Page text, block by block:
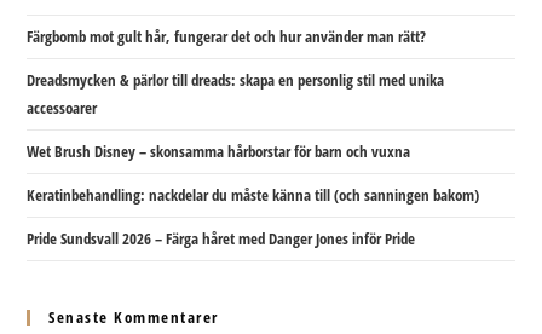
Färgbomb mot gult hår, fungerar det och hur använder man rätt?
Dreadsmycken & pärlor till dreads: skapa en personlig stil med unika
accessoarer
Wet Brush Disney – skonsamma hårborstar för barn och vuxna
Keratinbehandling: nackdelar du måste känna till (och sanningen bakom)
Pride Sundsvall 2026 – Färga håret med Danger Jones inför Pride
Senaste Kommentarer